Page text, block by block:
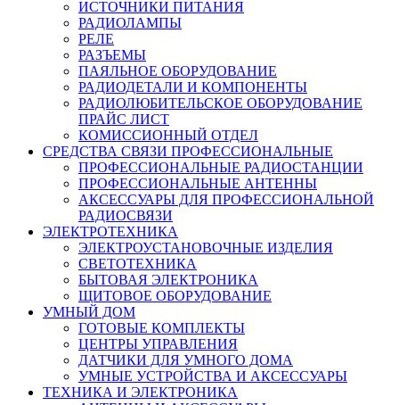
ИСТОЧНИКИ ПИТАНИЯ
РАДИОЛАМПЫ
РЕЛЕ
РАЗЪЕМЫ
ПАЯЛЬНОЕ ОБОРУДОВАНИЕ
РАДИОДЕТАЛИ И КОМПОНЕНТЫ
РАДИОЛЮБИТЕЛЬСКОЕ ОБОРУДОВАНИЕ
ПРАЙС ЛИСТ
КОМИССИОННЫЙ ОТДЕЛ
СРЕДСТВА СВЯЗИ ПРОФЕССИОНАЛЬНЫЕ
ПРОФЕССИОНАЛЬНЫЕ РАДИОСТАНЦИИ
ПРОФЕССИОНАЛЬНЫЕ АНТЕННЫ
АКСЕССУАРЫ ДЛЯ ПРОФЕССИОНАЛЬНОЙ
РАДИОСВЯЗИ
ЭЛЕКТРОТЕХНИКА
ЭЛЕКТРОУСТАНОВОЧНЫЕ ИЗДЕЛИЯ
СВЕТОТЕХНИКА
БЫТОВАЯ ЭЛЕКТРОНИКА
ЩИТОВОЕ ОБОРУДОВАНИЕ
УМНЫЙ ДОМ
ГОТОВЫЕ КОМПЛЕКТЫ
ЦЕНТРЫ УПРАВЛЕНИЯ
ДАТЧИКИ ДЛЯ УМНОГО ДОМА
УМНЫЕ УСТРОЙСТВА И АКСЕССУАРЫ
ТЕХНИКА И ЭЛЕКТРОНИКА